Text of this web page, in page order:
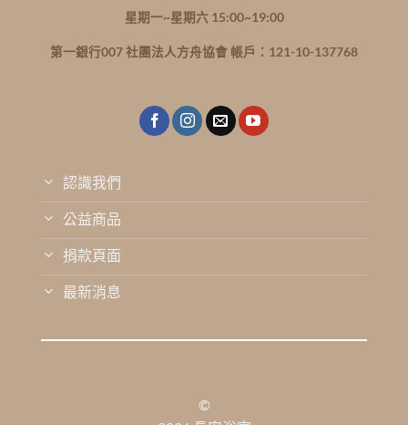
星期一~星期六 15:00~19:00
第一銀行007 社團法人方舟協會 帳戶：121-10-137768
認識我們
公益商品
捐款頁面
最新消息
©